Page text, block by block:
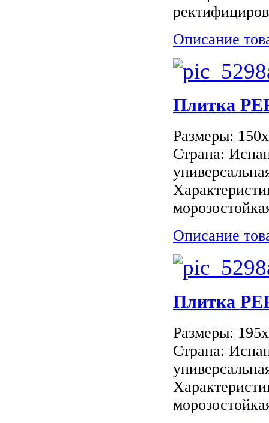
Описание
Плитка
Размеры:
Страна:
Описание
Плитка
Размеры:
Страна: